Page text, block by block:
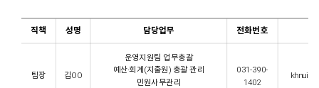
직책 성명 담당업무 전화번호
팀장 김OO
운영지원팀 업무총괄
예산·회계(지출원) 총괄 관리
민원사무관리
031-390-
1402